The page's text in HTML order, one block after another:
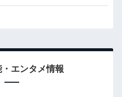
エンタメ情報